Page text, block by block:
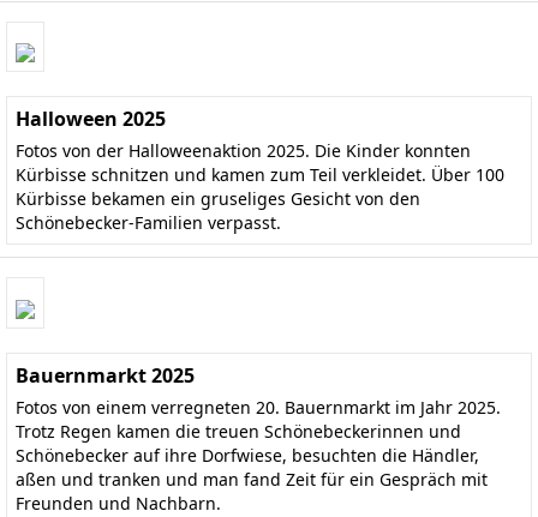
Halloween 2025
Fotos von der Halloweenaktion 2025. Die Kinder konnten
Kürbisse schnitzen und kamen zum Teil verkleidet. Über 100
Kürbisse bekamen ein gruseliges Gesicht von den
Schönebecker-Familien verpasst.
Bauernmarkt 2025
Fotos von einem verregneten 20. Bauernmarkt im Jahr 2025.
Trotz Regen kamen die treuen Schönebeckerinnen und
Schönebecker auf ihre Dorfwiese, besuchten die Händler,
aßen und tranken und man fand Zeit für ein Gespräch mit
Freunden und Nachbarn.